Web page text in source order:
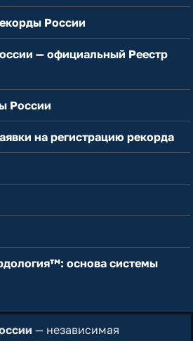
России
— официальный Реестр
России
на регистрацию рекорда
основа системы
— независимая